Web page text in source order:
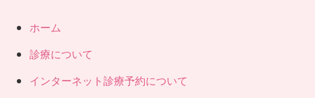
ホーム
診療について
インターネット診療予約について